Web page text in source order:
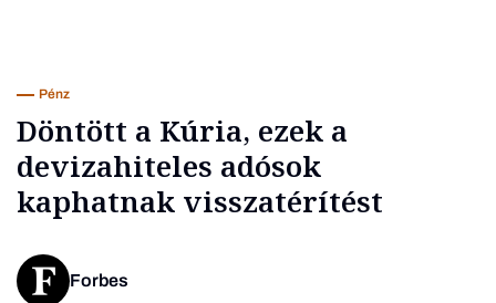
Pénz
Döntött a Kúria, ezek a
devizahiteles adósok
kaphatnak visszatérítést
Forbes